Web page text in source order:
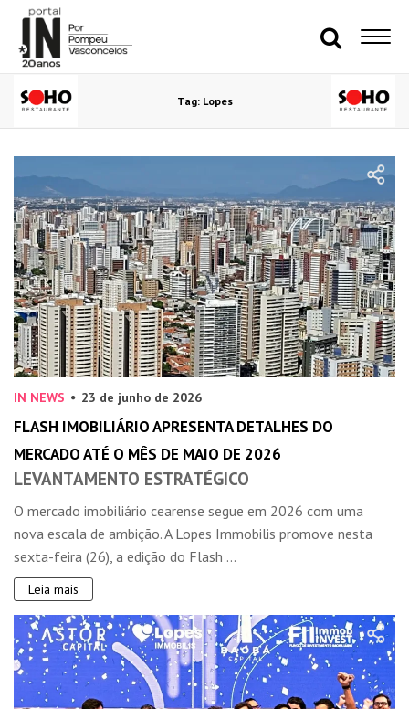
Tag: Lopes
IN NEWS 23 de junho de 2026
FLASH IMOBILIÁRIO APRESENTA DETALHES DO
MERCADO ATÉ O MÊS DE MAIO DE 2026
LEVANTAMENTO ESTRATÉGICO
O mercado imobiliário cearense segue em 2026 com uma
nova escala de ambição. A Lopes Immobilis promove nesta
sexta-feira (26), a edição do Flash ...
Leia mais